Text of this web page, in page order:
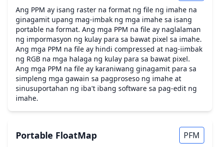
Ang PPM ay isang raster na format ng file ng imahe na
ginagamit upang mag-imbak ng mga imahe sa isang
portable na format. Ang mga PPM na file ay naglalaman
ng impormasyon ng kulay para sa bawat pixel sa imahe.
Ang mga PPM na file ay hindi compressed at nag-iimbak
ng RGB na mga halaga ng kulay para sa bawat pixel.
Ang mga PPM na file ay karaniwang ginagamit para sa
simpleng mga gawain sa pagproseso ng imahe at
sinusuportahan ng iba't ibang software sa pag-edit ng
imahe.
Portable FloatMap PFM